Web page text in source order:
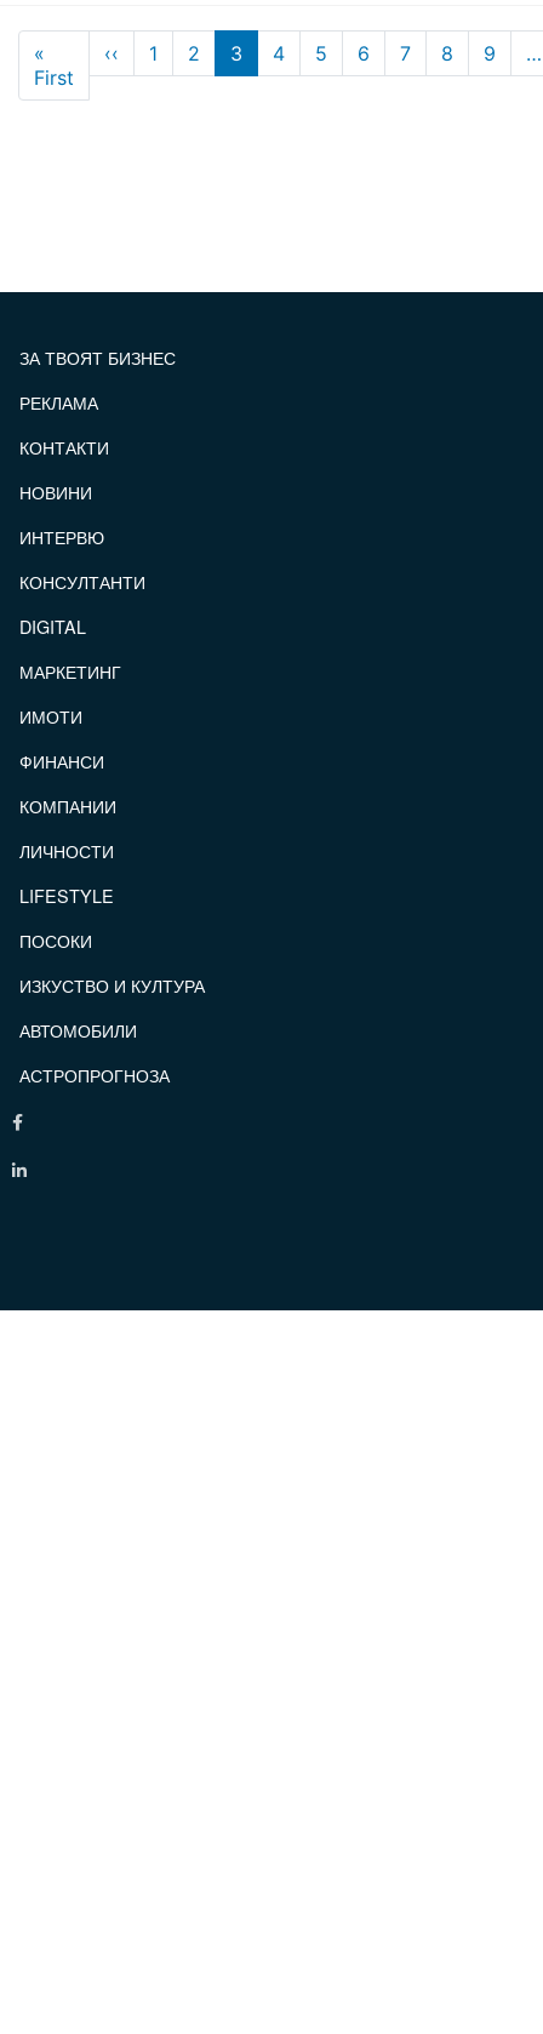
Pagination
«
First First page
‹‹ Previous page
1 2 3 4 5 6 7 8 9 …
ЗА ТВОЯТ БИЗНЕС
РЕКЛАМА
КОНТАКТИ
НОВИНИ
ИНТЕРВЮ
КОНСУЛТАНТИ
DIGITAL
МАРКЕТИНГ
ИМОТИ
ФИНАНСИ
КОМПАНИИ
ЛИЧНОСТИ
LIFESTYLE
ПОСОКИ
ИЗКУСТВО И КУЛТУРА
АВТОМОБИЛИ
АСТРОПРОГНОЗА